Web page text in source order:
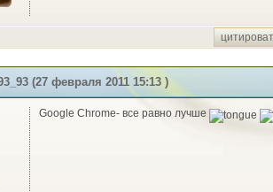
(27 февраля 2011 15:13 )
Google Chrome- все равно лучше